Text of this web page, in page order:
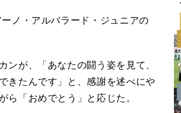
ノ・アルバラード・ジュニアの
が、「あなたの闘う姿を見て、
きたんです」と、感謝を述べにや
「おめでとう」と応じた。